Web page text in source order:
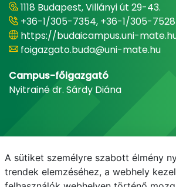
1118 Budapest, Villányi út 29-43.
+36-1/305-7354, +36-1/305-7528
https://budaicampus.uni-
foigazgato.buda@uni-mate.hu
Campus-főigazgató
Nyitrainé dr. Sárdy Diána
A sütiket személyre szabott élmény
trendek elemzéséhez, a webhely